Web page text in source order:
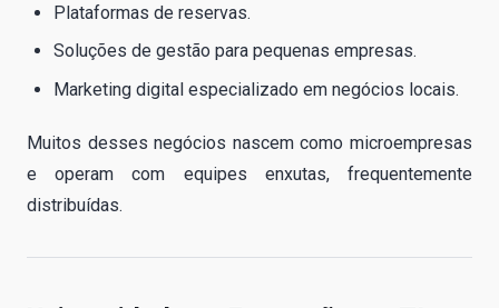
Plataformas de reservas.
Soluções de gestão para pequenas empresas.
Marketing digital especializado em negócios locais.
Muitos desses negócios nascem como microempresas
e operam com equipes enxutas, frequentemente
distribuídas.